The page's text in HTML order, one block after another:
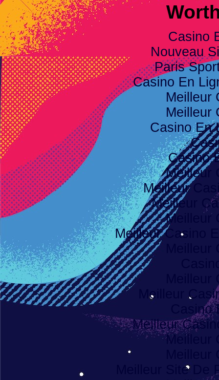
Casino
Nouveau
Paris
Casino En
Meilleur
Meilleur
Casino En
Casino
Meilleur
Meilleur
Meilleur
Meilleur
Meilleur Casino
Meilleur
Meilleur
Meilleur
Meilleur Site